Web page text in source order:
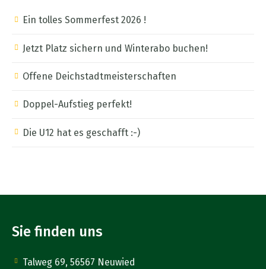
Ein tolles Sommerfest 2026 !
Jetzt Platz sichern und Winterabo buchen!
Offene Deichstadtmeisterschaften
Doppel-Aufstieg perfekt!
Die U12 hat es geschafft :-)
Sie finden uns
Talweg 69, 56567 Neuwied